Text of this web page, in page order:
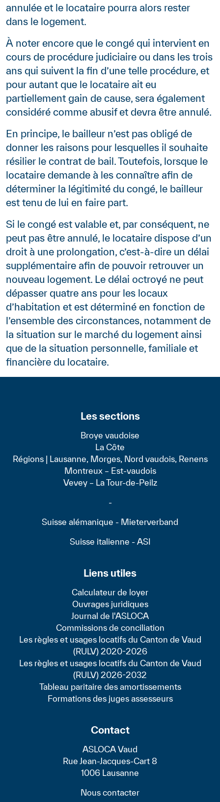
annulée et le locataire pourra alors rester
dans le logement.
À noter encore que le congé qui intervient en
cours de procédure judiciaire ou dans les trois
ans qui suivent la fin d’une telle procédure, et
pour autant que le locataire ait eu
partiellement gain de cause, sera également
considéré comme abusif et devra être annulé.
En principe, le bailleur n’est pas obligé de
donner les raisons pour lesquelles il souhaite
résilier le contrat de bail. Toutefois, lorsque le
locataire demande à les connaître afin de
déterminer la légitimité du congé, le bailleur
est tenu de lui en faire part.
Si le congé est valable et, par conséquent, ne
peut pas être annulé, le locataire dispose d’un
droit à une prolongation, c’est-à-dire un délai
supplémentaire afin de pouvoir retrouver un
nouveau logement. Le délai octroyé ne peut
dépasser quatre ans pour les locaux
d’habitation et est déterminé en fonction de
l’ensemble des circonstances, notamment de
la situation sur le marché du logement ainsi
que de la situation personnelle, familiale et
financière du locataire.
Les sections
Broye vaudoise
La Côte
Régions | Lausanne, Morges, Nord vaudois, Renens
Montreux – Est-vaudois
Vevey – La Tour-de-Peilz
-
Suisse alémanique - Mieterverband
Suisse italienne - ASI
Liens utiles
Calculateur de loyer
Ouvrages juridiques
Journal de l'ASLOCA
Commissions de conciliation
Les règles et usages locatifs du Canton de Vaud
(RULV) 2020-2026
Les règles et usages locatifs du Canton de Vaud
(RULV) 2026-2032
Tableau paritaire des amortissements
Formations des juges assesseurs
Contact
ASLOCA Vaud
Rue Jean-Jacques-Cart 8
1006 Lausanne
Nous contacter